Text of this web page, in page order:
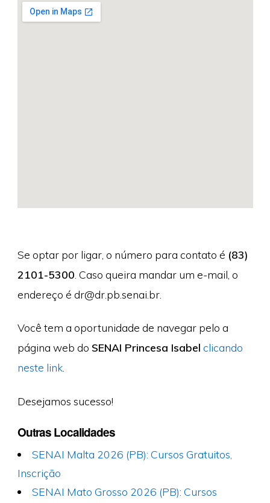
Se optar por ligar, o número para contato é (83)
2101-5300 . Caso queira mandar um e-mail, o
endereço é dr@dr.pb.senai.br.
Você tem a oportunidade de navegar pelo a
página web do SENAI Princesa Isabel clicando
neste link.
Desejamos sucesso!
Outras Localidades
SENAI Malta 2026 (PB): Cursos Gratuitos,
Inscrição
SENAI Mato Grosso 2026 (PB): Cursos